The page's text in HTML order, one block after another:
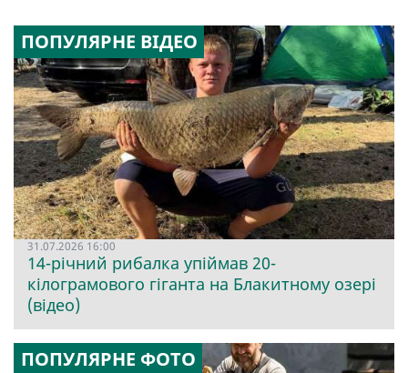
ПОПУЛЯРНЕ ВІДЕО
31.07.2026 16:00
14-річний рибалка упіймав 20-
кілограмового гіганта на Блакитному озері
(відео)
ПОПУЛЯРНЕ ФОТО